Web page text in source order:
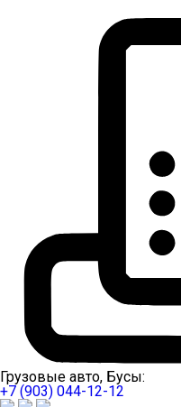
Грузовые авто, Бусы:
+7 (903) 044-12-12